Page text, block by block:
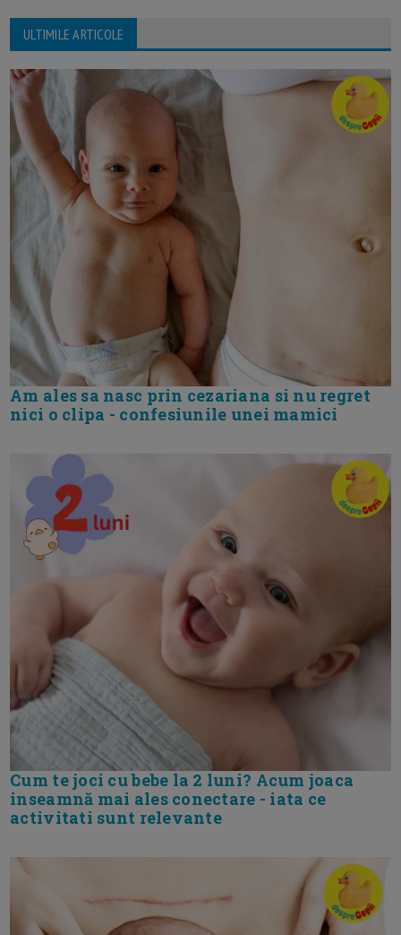
ULTIMILE ARTICOLE
Am ales sa nasc prin cezariana si nu regret
nici o clipa - confesiunile unei mamici
Cum te joci cu bebe la 2 luni? Acum joaca
inseamnă mai ales conectare - iata ce
activitati sunt relevante